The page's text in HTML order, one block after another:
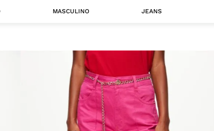
MASCULINO JEANS